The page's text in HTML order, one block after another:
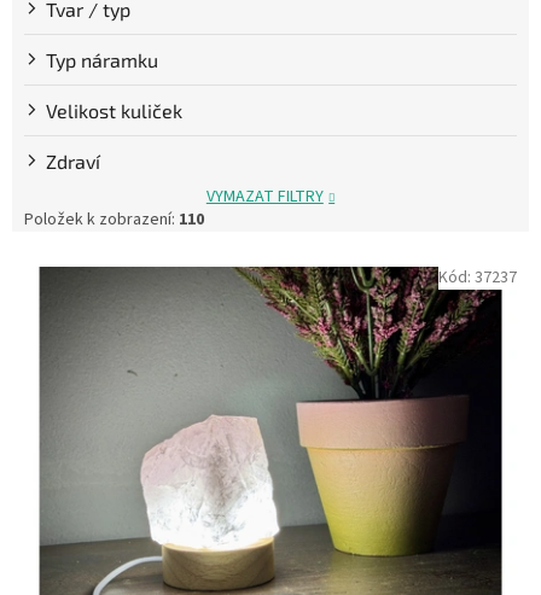
Tvar / typ
Typ náramku
Velikost kuliček
Zdraví
VYMAZAT FILTRY
Položek k zobrazení: 110
Kód: 37237